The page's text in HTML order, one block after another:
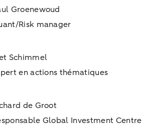
Groenewoud
Risk manager
Schimmel
en actions thématiques
de Groot
Global Investment Centre